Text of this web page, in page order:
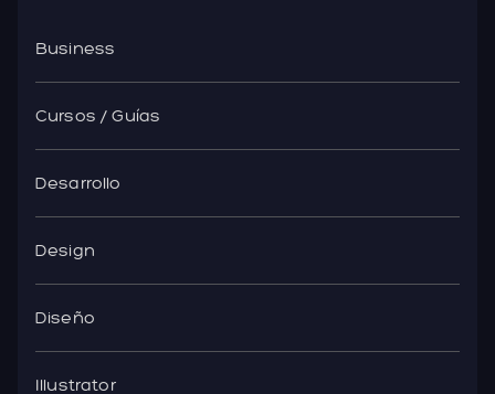
Business
Cursos / Guías
Desarrollo
Design
Diseño
Illustrator